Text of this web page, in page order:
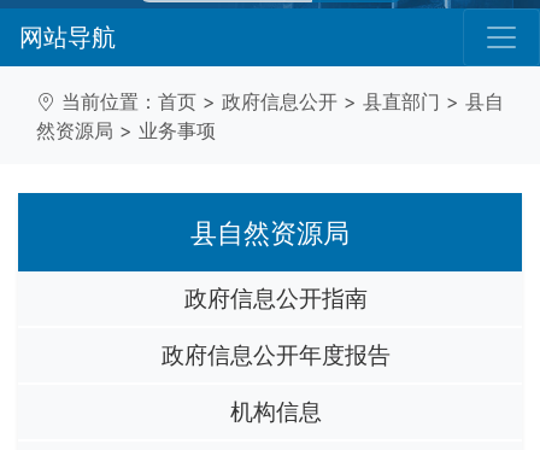
网站导航
当前位置： 首页 > 政府信息公开 > 县直部门 > 县自
然资源局 > 业务事项
县自然资源局
政府信息公开指南
政府信息公开年度报告
机构信息